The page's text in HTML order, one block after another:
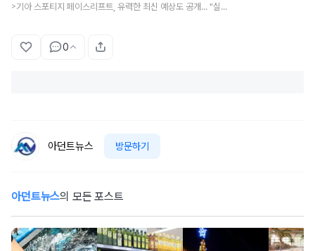
> 기아 스포티지 페이스리프트, 유력한 최신 예상도 공개... "실차는 이렇게 생겼다"
0
아던트뉴스 방문하기
아던트뉴스의 모든 포스트